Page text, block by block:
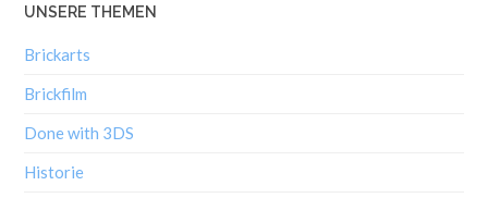
UNSERE THEMEN
Brickarts
Brickfilm
Done with 3DS
Historie